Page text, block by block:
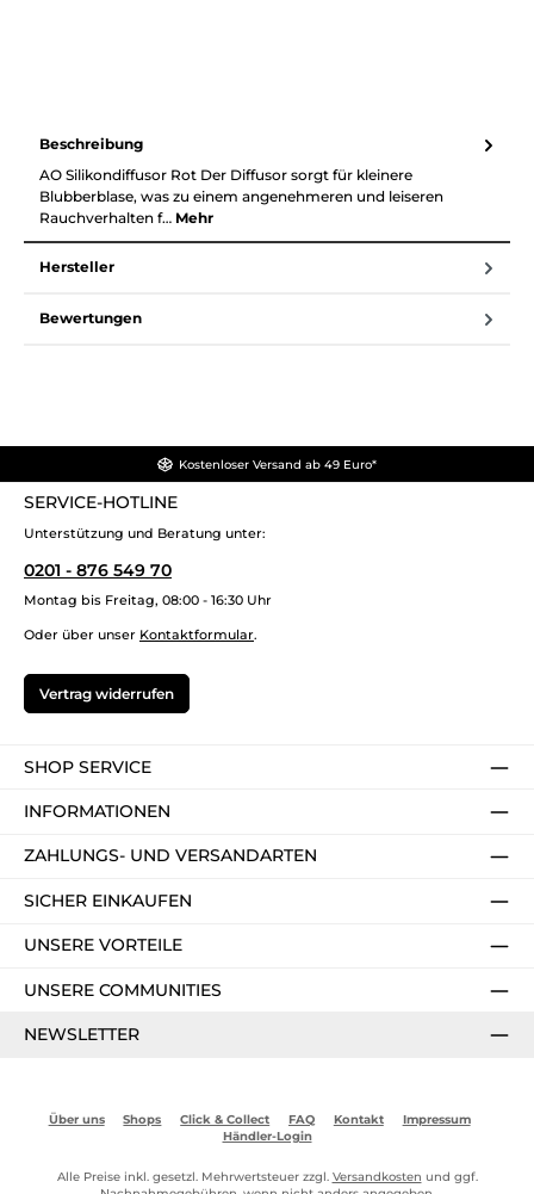
Beschreibung
AO Silikondiffusor Rot Der Diffusor sorgt für kleinere
Blubberblase, was zu einem angenehmeren und leiseren
Rauchverhalten f… Mehr
Hersteller
Bewertungen
Kostenloser Versand ab 49 Euro*
SERVICE-HOTLINE
Unterstützung und Beratung unter:
0201 - 876 549 70
Montag bis Freitag, 08:00 - 16:30 Uhr
Oder über unser Kontaktformular.
Vertrag widerrufen
SHOP SERVICE
INFORMATIONEN
ZAHLUNGS- UND VERSANDARTEN
SICHER EINKAUFEN
UNSERE VORTEILE
UNSERE COMMUNITIES
NEWSLETTER
Über uns Shops Click & Collect FAQ Kontakt
Impressum
Händler-Login
Alle Preise inkl. gesetzl. Mehrwertsteuer zzgl. Versandkosten und ggf.